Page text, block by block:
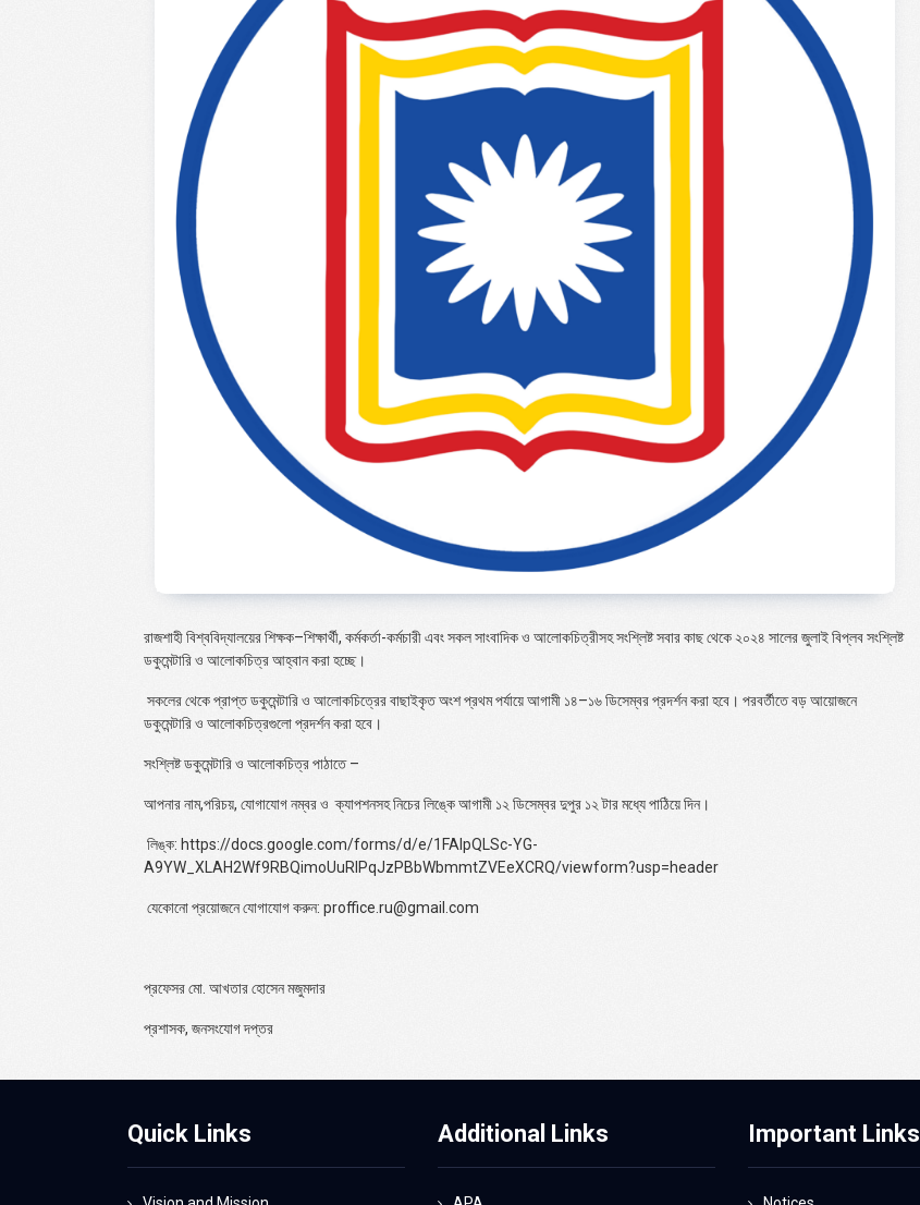
রাজশাহী বিশ্ববিদ্যালয়ের শিক্ষক–শিক্ষার্থী, কর্মকর্তা-কর্মচারী এবং সকল সাংবাদিক ও আলোকচিত্রীসহ সংশ্লিষ্ট সবার কাছ থেকে ২০২৪ সালের জুলাই বিপ্লব সংশ্লিষ্ট
ডকুমেন্টারি ও আলোকচিত্র আহ্বান করা হচ্ছে।
সকলের থেকে প্রাপ্ত ডকুমেন্টারি ও আলোকচিত্রের বাছাইকৃত অংশ প্রথম পর্যায়ে আগামী ১৪–১৬ ডিসেম্বর প্রদর্শন করা হবে। পরবর্তীতে বড় আয়োজনে
ডকুমেন্টারি ও আলোকচিত্রগুলো প্রদর্শন করা হবে।
সংশ্লিষ্ট ডকুমেন্টারি ও আলোকচিত্র পাঠাতে–
আপনার নাম,পরিচয়, যোগাযোগ নম্বর ও ক্যাপশনসহ নিচের লিঙ্কে আগামী ১২ ডিসেম্বর দুপুর ১২ টার মধ্যে পাঠিয়ে দিন।
লিঙ্ক: https://docs.google.com/forms/d/e/1FAIpQLSc-YG-
A9YW_XLAH2Wf9RBQimoUuRIPqJzPBbWbmmtZVEeXCRQ/viewform?usp=header
যেকোনো প্রয়োজনে যোগাযোগ করুন: proffice.ru@gmail.com
প্রফেসর মো. আখতার হোসেন মজুমদার
প্রশাসক, জনসংযোগ দপ্তর
Quick Links Additional Links Important Links